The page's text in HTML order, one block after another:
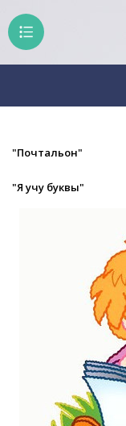
"Почтальон"
"Я учу буквы"